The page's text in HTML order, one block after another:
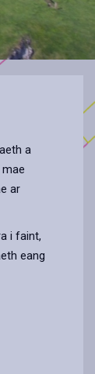
a
ar
i faint,
eang